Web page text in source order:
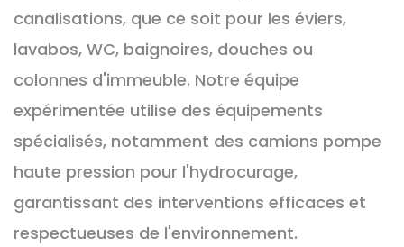
canalisations, que ce soit pour les éviers,
lavabos, WC, baignoires, douches ou
colonnes d'immeuble. Notre équipe
expérimentée utilise des équipements
spécialisés, notamment des camions pompe
haute pression pour l'hydrocurage,
garantissant des interventions efficaces et
respectueuses de l'environnement.